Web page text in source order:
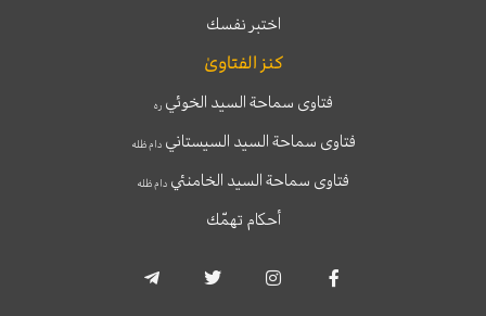
اختبر نفسك
كنز الفتاوىٰ
فتاوى سماحة السيد الخوئيره
فتاوى سماحة السيد السيستانيدام ظله
فتاوى سماحة السيد الخامنئي دام ظله
أحكام تهمّك
c
s
i
l